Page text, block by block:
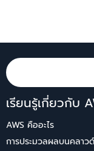
เรียนรู้เกี่ยวกับ
AWS คืออะไร
การประมวลผลบนคลาว